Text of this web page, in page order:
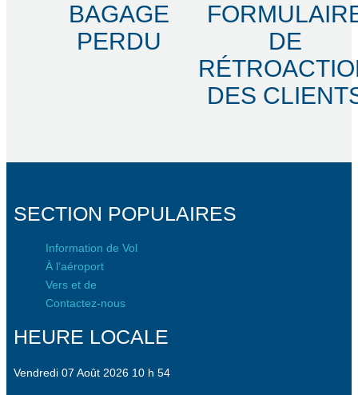
BAGAGE
PERDU
DE
DES
SECTION POPULAIRES
Information de Vol
À l’aéroport
Vers et de
Contactez-nous
HEURE LOCALE
Vendredi 07 Août 2026 10 h 54